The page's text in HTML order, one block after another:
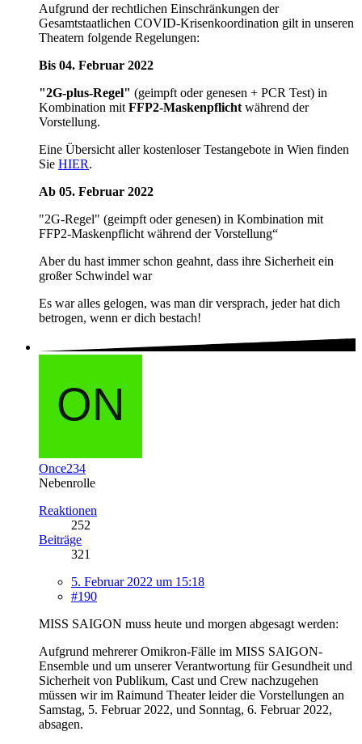
Aufgrund der rechtlichen Einschränkungen der
Gesamtstaatlichen COVID-Krisenkoordination gilt in unseren
Theatern folgende Regelungen:
Bis 04. Februar 2022
"2G-plus-Regel" (geimpft oder genesen + PCR Test) in
Kombination mit FFP2-Maskenpflicht während der
Vorstellung.
Eine Übersicht aller kostenloser Testangebote in Wien finden
Sie HIER.
Ab 05. Februar 2022
"2G-Regel" (geimpft oder genesen) in Kombination mit
FFP2-Maskenpflicht während der Vorstellung“
Aber du hast immer schon geahnt, dass ihre Sicherheit ein
großer Schwindel war
Es war alles gelogen, was man dir versprach, jeder hat dich
betrogen, wenn er dich bestach!
Once234
Nebenrolle
Reaktionen
252
Beiträge
321
5. Februar 2022 um 15:18
#190
MISS SAIGON muss heute und morgen abgesagt werden:
Aufgrund mehrerer Omikron-Fälle im MISS SAIGON-
Ensemble und um unserer Verantwortung für Gesundheit und
Sicherheit von Publikum, Cast und Crew nachzugehen
müssen wir im Raimund Theater leider die Vorstellungen an
Samstag, 5. Februar 2022, und Sonntag, 6. Februar 2022,
absagen.